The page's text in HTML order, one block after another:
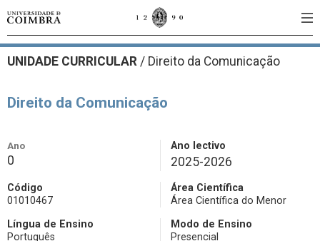
UNIDADE CURRICULAR / Direito da Comunicação
Direito da Comunicação
Ano
0
Ano lectivo
2025-2026
Código
01010467
Área Científica
Área Científica do Menor
Língua de Ensino
Português
Modo de Ensino
Presencial